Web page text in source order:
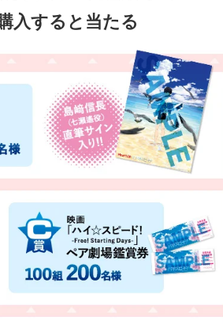
入すると当たる